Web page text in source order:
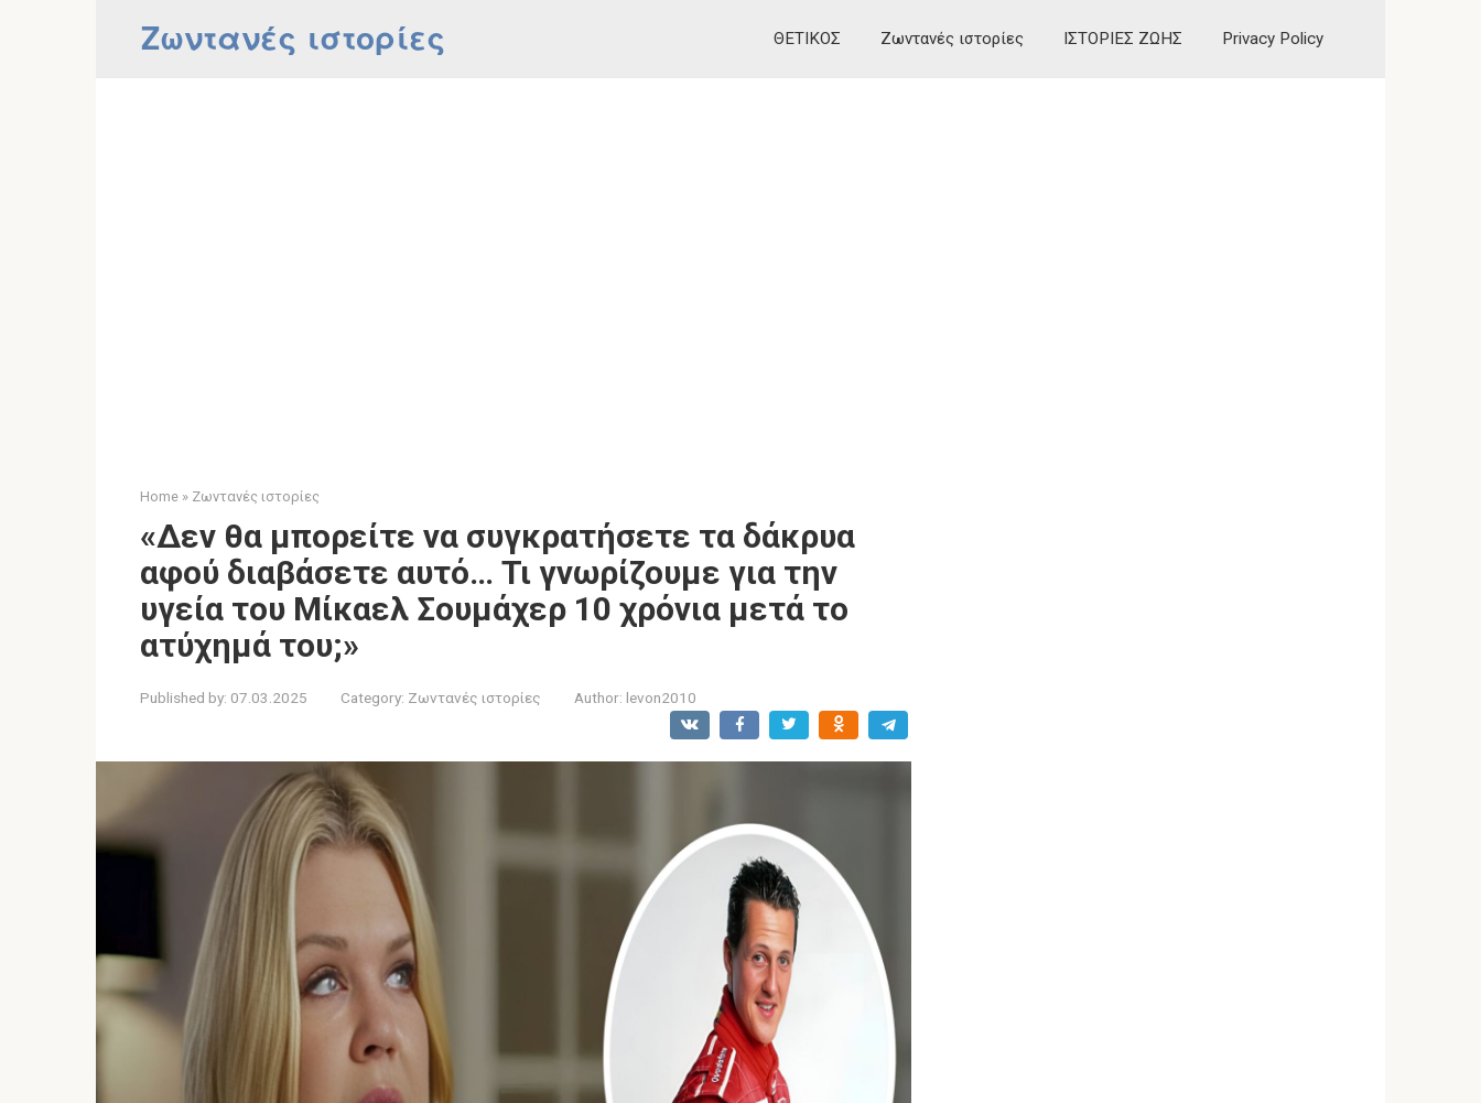
Ζωντανές ιστορίες ΘΕΤΙΚΟΣ Ζωντανές ιστορίες ΙΣΤΟΡΙΕΣ ΖΩΗΣ Privacy Policy
Home » Ζωντανές ιστορίες
«Δεν θα μπορείτε να συγκρατήσετε τα δάκρυα
αφού διαβάσετε αυτό… Τι γνωρίζουμε για την
υγεία του Μίκαελ Σουμάχερ 10 χρόνια μετά το
ατύχημά του;»
Published by: 07.03.2025 Category: Ζωντανές ιστορίες Author: levon2010